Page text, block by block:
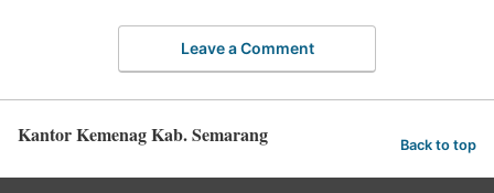
Leave a Comment
Kantor Kemenag Kab. Semarang Back to top